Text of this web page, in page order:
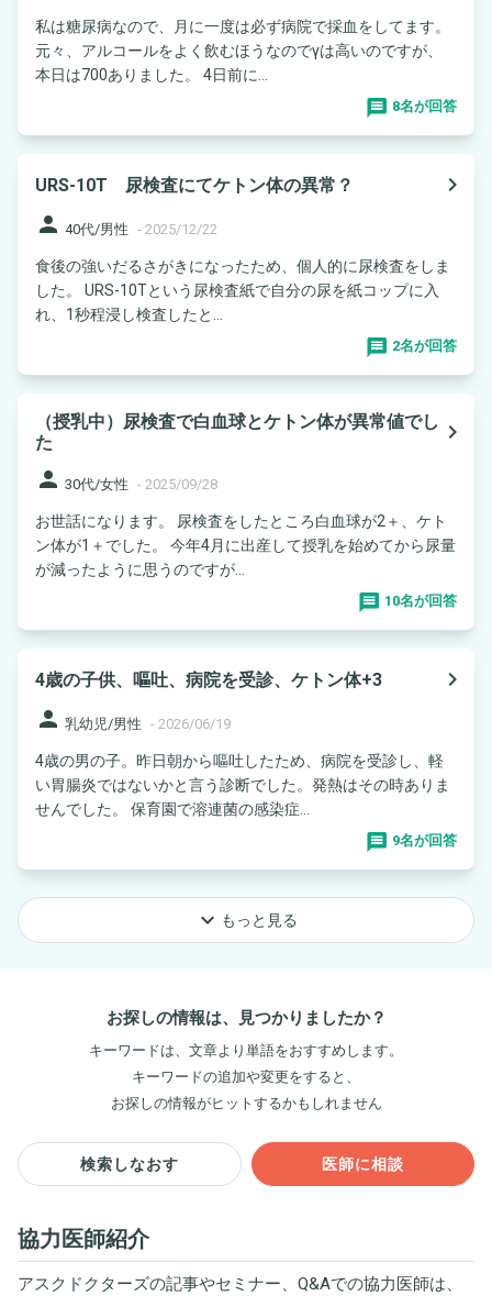
私は糖尿病なので、月に一度は必ず病院で採血をしてます。
元々、アルコールをよく飲むほうなのでγは高いのですが、
本日は700ありました。 4日前に...
8名が回答
URS-10T 尿検査にてケトン体の異常？
navigate_next
person 40代/男性 - 2025/12/22
食後の強いだるさがきになったため、個人的に尿検査をしま
した。 URS-10Tという尿検査紙で自分の尿を紙コップに入
れ、1秒程浸し検査したと...
2名が回答
（授乳中）尿検査で白血球とケトン体が異常値でし
た
navigate_next
person 30代/女性 - 2025/09/28
お世話になります。 尿検査をしたところ白血球が2＋、ケト
ン体が1＋でした。 今年4月に出産して授乳を始めてから尿量
が減ったように思うのですが...
10名が回答
4歳の子供、嘔吐、病院を受診、ケトン体+3
navigate_next
person 乳幼児/男性 - 2026/06/19
4歳の男の子。昨日朝から嘔吐したため、病院を受診し、軽
い胃腸炎ではないかと言う診断でした。発熱はその時ありま
せんでした。 保育園で溶連菌の感染症...
9名が回答
keyboard_arrow_down もっと見る
お探しの情報は、見つかりましたか？
キーワードは、文章より単語をおすすめします。
キーワードの追加や変更をすると、
お探しの情報がヒットするかもしれません
検索しなおす 医師に相談
協力医師紹介
アスクドクターズの記事やセミナー、Q&Aでの協力医師は、